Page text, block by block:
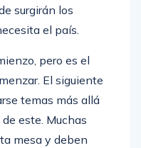
surgirán los
el país.
pero es el
El siguiente
temas más allá
este. Muchas
mesa y deben